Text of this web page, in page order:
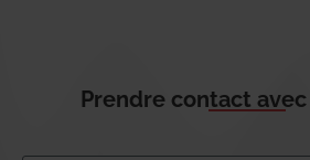
Prendre contact